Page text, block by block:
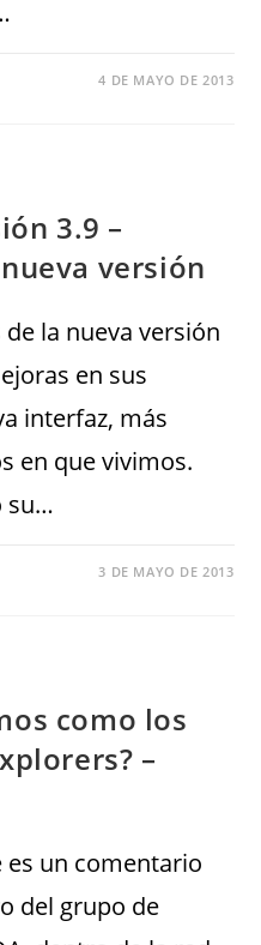
4 DE MAYO DE 2013
3.9 –
versión
la nueva versión
en sus
interfaz, más
en que vivimos.
su…
3 DE MAYO DE 2013
como los
–
es un comentario
del grupo de